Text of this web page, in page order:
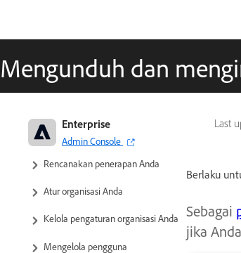
Mengunduh dan
Last
Enterprise
Admin Console
Adobe Enterprise & Teams:
Panduan administrasi
Rencanakan penerapan Anda
Atur organisasi Anda
Kelola pengaturan organisasi Anda
Mengelola pengguna
Berlaku
Sebagai
jika